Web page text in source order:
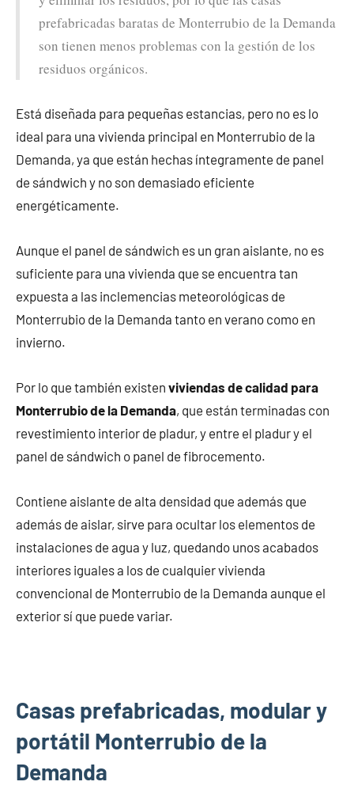
prefabricadas baratas de Monterrubio de la Demanda
son tienen menos problemas con la gestión de los
residuos orgánicos.
Está diseñada para pequeñas estancias, pero no es lo
ideal para una vivienda principal en Monterrubio de la
Demanda, ya que están hechas íntegramente de panel
de sándwich y no son demasiado eficiente
energéticamente.
Aunque el panel de sándwich es un gran aislante, no es
suficiente para una vivienda que se encuentra tan
expuesta a las inclemencias meteorológicas de
Monterrubio de la Demanda tanto en verano como en
invierno.
Por lo que también existen viviendas de calidad para
Monterrubio de la Demanda, que están terminadas con
revestimiento interior de pladur, y entre el pladur y el
panel de sándwich o panel de fibrocemento.
Contiene aislante de alta densidad que además que
además de aislar, sirve para ocultar los elementos de
instalaciones de agua y luz, quedando unos acabados
interiores iguales a los de cualquier vivienda
convencional de Monterrubio de la Demanda aunque el
exterior sí que puede variar.
Casas prefabricadas, modular y
portátil Monterrubio de la
Demanda